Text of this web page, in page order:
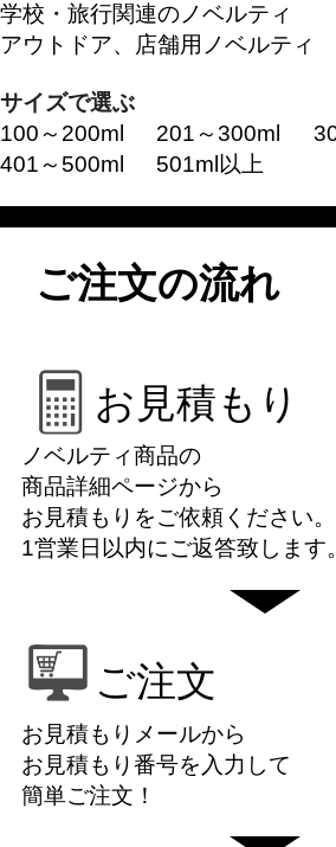
学校・旅行関連のノベルティ
アウトドア、店舗用ノベルティ
サイズで選ぶ
100～200ml
201～300ml
401～500ml
501ml以上
ご注文の流れ
お見積もり
ノベルティ商品の
商品詳細ページから
お見積もりをご依頼ください。
1営業日以内にご返答致します。
ご注文
お見積もりメールから
お見積もり番号を入力して
簡単ご注文！